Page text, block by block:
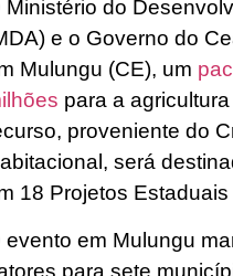
Ministério do
e o Governo do
Mulungu (CE), um
para a
proveniente do
será
18 Projetos
evento em Mulungu
para sete